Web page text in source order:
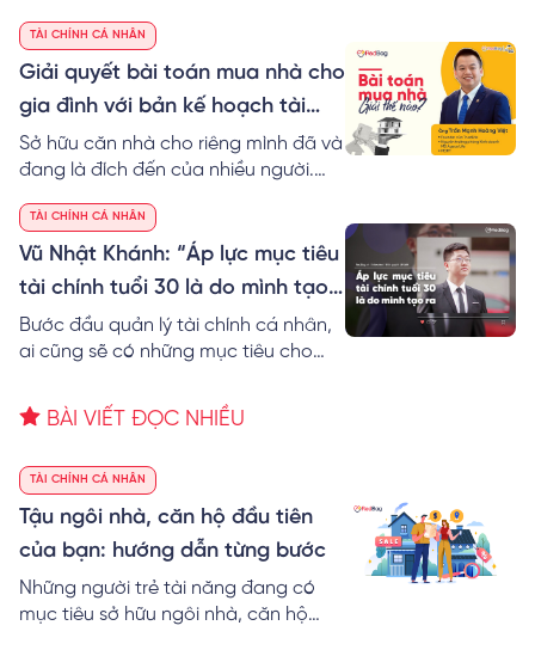
thất bại không đáng có. Hãy cẩn
thận!
TÀI CHÍNH CÁ NHÂN
Giải quyết bài toán mua nhà cho
gia đình với bản kế hoạch tài
chính chi tiết
Sở hữu căn nhà cho riêng mình đã và
đang là đích đến của nhiều người.
này vốn không phải là một điều dễ
dàng nếu ngay từ đầu chúng ta
không biết cách lập kế hoạch tài
chính mua nhà.
TÀI CHÍNH CÁ NHÂN
Vũ Nhật Khánh: “Áp lực mục tiêu
tài chính tuổi 30 là do mình tạo
ra”
Bước đầu quản lý tài chính cá nhân,
ai cũng sẽ có những mục tiêu cho
tuổi 30 có lẽ sẽ đặc biệt hơn vì đây là
cột mốc quan trọng trong cuộc đời
áp lực dành cho những người trẻ.
BÀI VIẾT ĐỌC NHIỀU
TÀI CHÍNH CÁ NHÂN
Tậu ngôi nhà, căn hộ đầu tiên
của bạn: hướng dẫn từng bước
Những người trẻ tài năng đang có
mục tiêu sở hữu ngôi nhà, căn hộ